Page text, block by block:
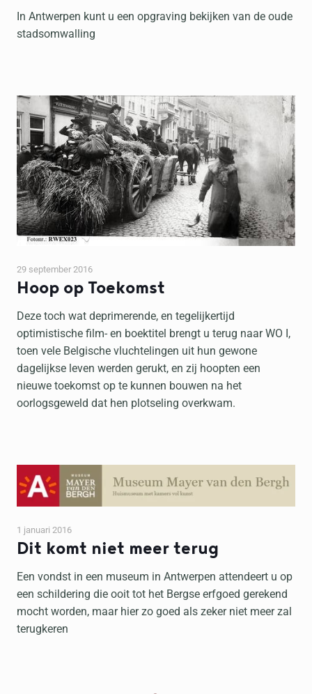
In Antwerpen kunt u een opgraving bekijken van de oude
stadsomwalling
Hoop op Toekomst
29 september 2016
Deze toch wat deprimerende, en tegelijkertijd
optimistische film- en boektitel brengt u terug naar WO I,
toen vele Belgische vluchtelingen uit hun gewone
dagelijkse leven werden gerukt, en zij hoopten een
nieuwe toekomst op te kunnen bouwen na het
oorlogsgeweld dat hen plotseling overkwam.
Dit komt niet meer terug
1 januari 2016
Een vondst in een museum in Antwerpen attendeert u op
een schildering die ooit tot het Bergse erfgoed gerekend
mocht worden, maar hier zo goed als zeker niet meer zal
terugkeren